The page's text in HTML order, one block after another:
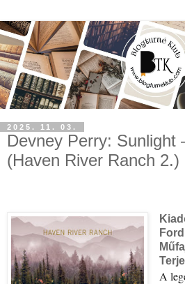
2025. 11. 03.
Devney Perry: Sunlight
(Haven River Ranch 2.)
A